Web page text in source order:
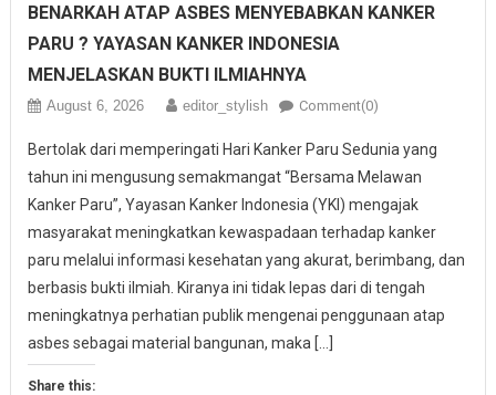
BENARKAH ATAP ASBES MENYEBABKAN KANKER
PARU ? YAYASAN KANKER INDONESIA
MENJELASKAN BUKTI ILMIAHNYA
August 6, 2026 editor_stylish Comment(0)
Bertolak dari memperingati Hari Kanker Paru Sedunia yang
tahun ini mengusung semakmangat “Bersama Melawan
Kanker Paru”, Yayasan Kanker Indonesia (YKI) mengajak
masyarakat meningkatkan kewaspadaan terhadap kanker
paru melalui informasi kesehatan yang akurat, berimbang, dan
berbasis bukti ilmiah. Kiranya ini tidak lepas dari di tengah
meningkatnya perhatian publik mengenai penggunaan atap
asbes sebagai material bangunan, maka […]
Share this: